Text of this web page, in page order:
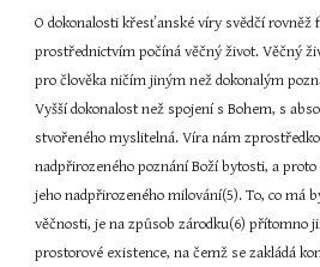
O dokonalosti křesťanské víry svědčí rovněž
prostřednictvím počíná věčný život. Věčný
pro člověka ničím jiným než dokonalým
Vyšší dokonalost než spojení s Bohem, s
stvořeného myslitelná. Víra nám
nadpřirozeného poznání Boží bytosti, a
jeho nadpřirozeného milování(5). To, co má
věčnosti, je na způsob zárodku(6) přítomno
prostorové existence, na čemž se zakládá